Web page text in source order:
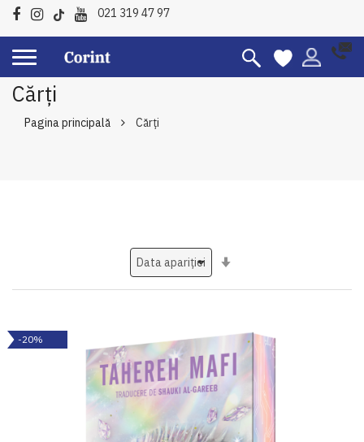
021 319 47 97
Cărți
Pagina principală Cărți
-20%